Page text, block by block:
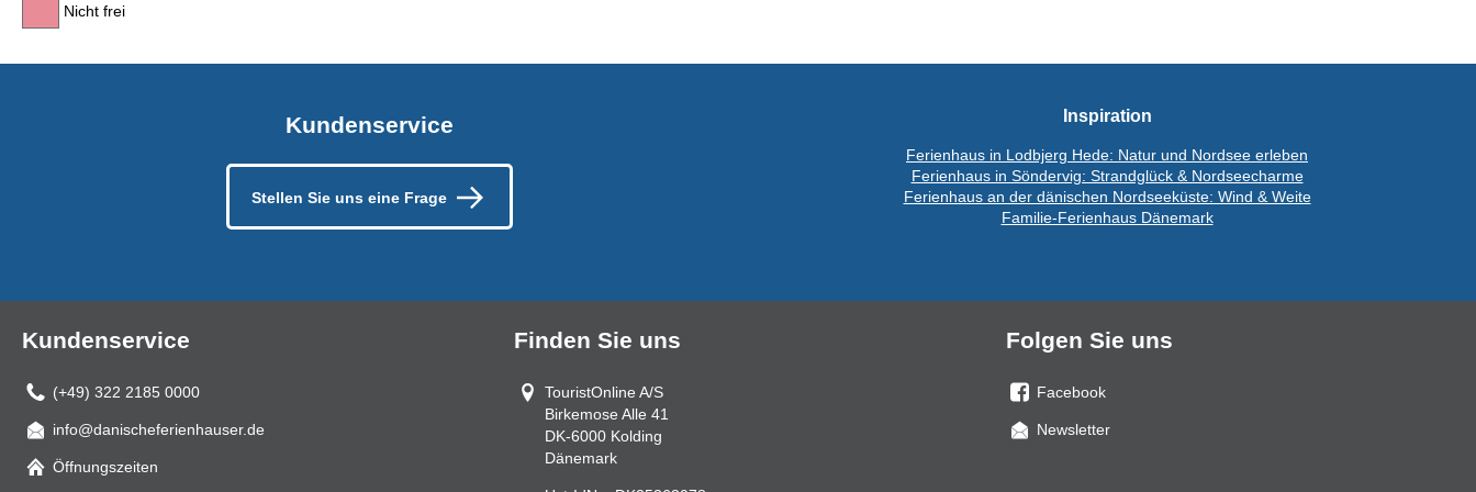
Nicht frei
Kundenservice
Stellen Sie uns eine Frage
Inspiration
Ferienhaus in Lodbjerg Hede: Natur und Nordsee erleben
Ferienhaus in Söndervig: Strandglück & Nordseecharme
Ferienhaus an der dänischen Nordseeküste: Wind & Weite
Familie-Ferienhaus Dänemark
Kundenservice
(+49) 322 2185 0000
Mail
info@danischeferienhauser.de
Öffnungszeiten
Finden Sie uns
TouristOnline A/S
Birkemose Alle 41
DK-6000 Kolding
Dänemark
Folgen Sie uns
Sie
uns
Facebook
Newsletter